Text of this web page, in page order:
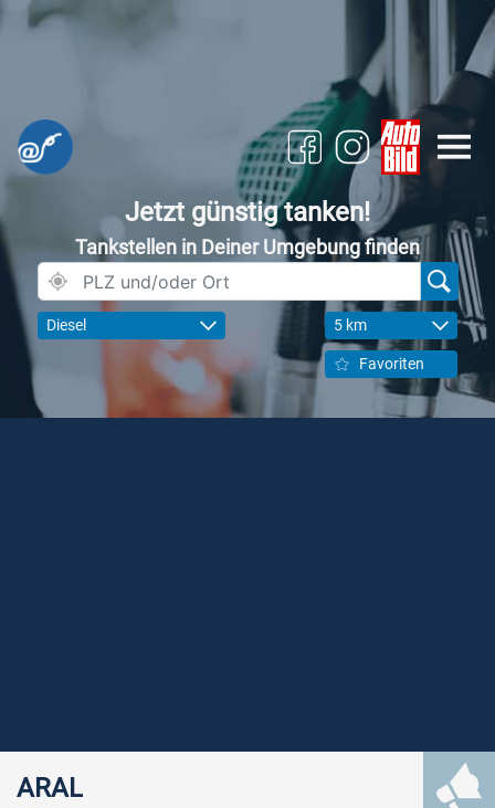
Jetzt günstig tanken!
Tankstellen in Deiner Umgebung finden
Diesel 5 km
Favoriten
ARAL